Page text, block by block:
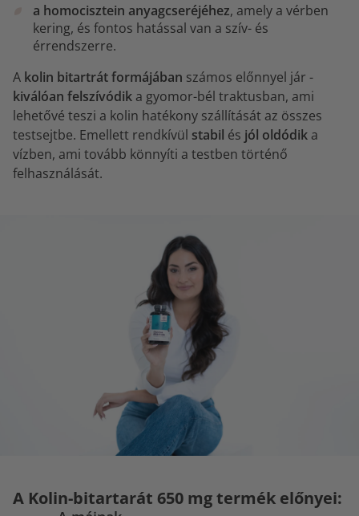
a homocisztein anyagcseréjéhez, amely a vérben
kering, és fontos hatással van a szív- és
érrendszerre.
A kolin bitartrát formájában számos előnnyel jár -
kiválóan felszívódik a gyomor-bél traktusban, ami
lehetővé teszi a kolin hatékony szállítását az összes
testsejtbe. Emellett rendkívül stabil és jól oldódik a
vízben, ami tovább könnyíti a testben történő
felhasználását.
A Kolin-bitartarát 650 mg termék előnyei: